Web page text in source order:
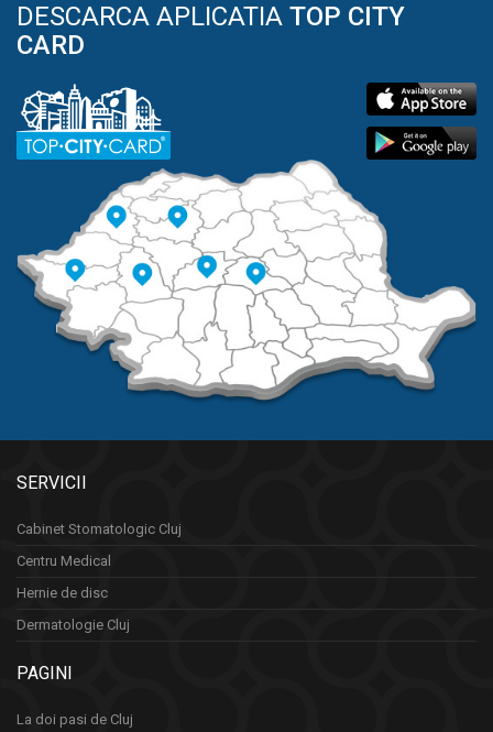
DESCARCA APLICATIA TOP CITY
CARD
SERVICII
Cabinet Stomatologic Cluj
Centru Medical
Hernie de disc
Dermatologie Cluj
PAGINI
La doi pasi de Cluj